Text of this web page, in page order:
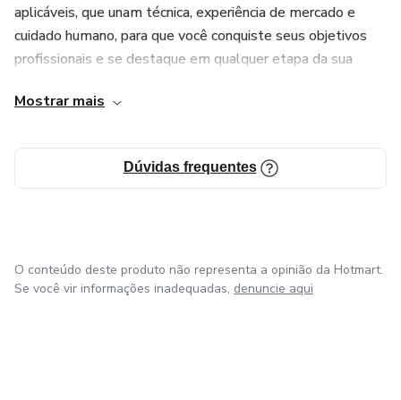
Formato e Entrega:
📄 eBook digital em PDF – acesso imediato após a compra
📌 Leitura prática, objetiva e aplicável
aplicáveis, que unam técnica, experiência de mercado e
cuidado humano, para que você conquiste seus objetivos
profissionais e se destaque em qualquer etapa da sua
Mostrar mais
Dúvidas frequentes
O conteúdo deste produto não representa a opinião da Hotmart.
Se você vir informações inadequadas, denuncie aqui